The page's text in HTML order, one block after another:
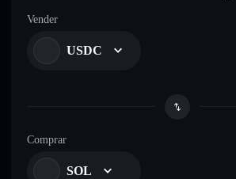
Vender
USDC
Comprar
SOL